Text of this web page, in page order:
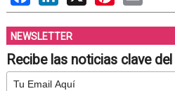
NEWSLETTER
Recibe las noticias clave